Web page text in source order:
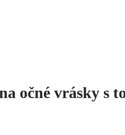
očné vrásky s